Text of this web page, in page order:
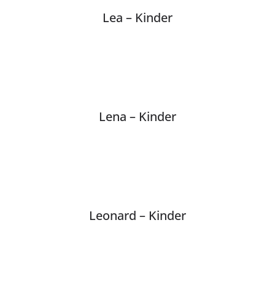
Lea – Kinder
Lena – Kinder
Leonard – Kinder